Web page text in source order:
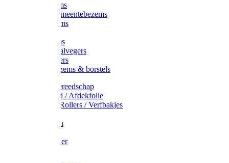
Straatbezems
Stads- / Gemeentebezems
Terrasbezems
Gootbezems
Kamer-/Zaalvegers
Vloertrekkers
Onkruidbezems & borstels
Schildersgereedschap
Afplakband / Afdekfolie
Kwasten / Rollers / Verfbakjes
Afdekfoliën
Schuurpapier